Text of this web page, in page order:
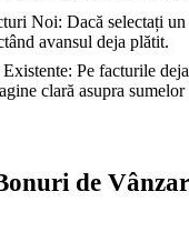
Noi: Dacă selectați
avansul deja plătit.
Pe facturile
clară asupra
de